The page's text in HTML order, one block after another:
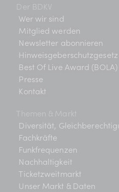
Der BDKV
Wer wir sind
Mitglied werden
Newsletter abonnieren
Best Of Live Award (BOLA)
Presse
Kontakt
Themen & Markt
Diversität,
Fachkräfte
Funkfrequenzen
Nachhaltigkeit
Ticketzweitmarkt
Unser Markt & Daten